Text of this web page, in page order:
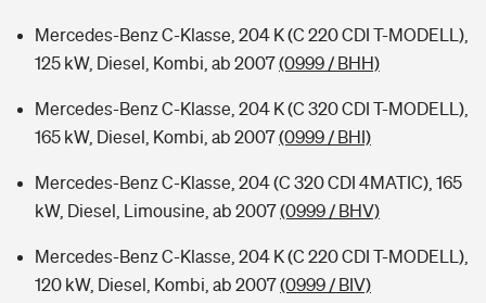
Mercedes-Benz C-Klasse, 204 K (C 220 CDI T-MODELL),
125 kW, Diesel, Kombi, ab 2007(0999 / BHH)
Mercedes-Benz C-Klasse, 204 K (C 320 CDI T-MODELL),
165 kW, Diesel, Kombi, ab 2007(0999 / BHI)
Mercedes-Benz C-Klasse, 204 (C 320 CDI 4MATIC), 165
kW, Diesel, Limousine, ab 2007(0999 / BHV)
Mercedes-Benz C-Klasse, 204 K (C 220 CDI T-MODELL),
120 kW, Diesel, Kombi, ab 2007(0999 / BIV)